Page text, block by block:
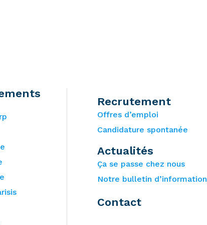
Recrutement
Offres d’emploi
Candidature spontanée
Actualités
Ça se passe chez nous
Notre bulletin d’information
Contact